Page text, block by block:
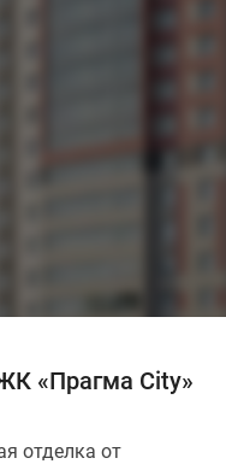
«Прагма City»
отделка от